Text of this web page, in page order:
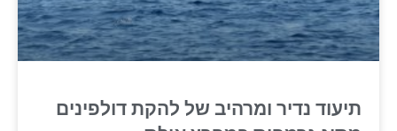
תיעוד נדיר ומרהיב של להקת דולפינים